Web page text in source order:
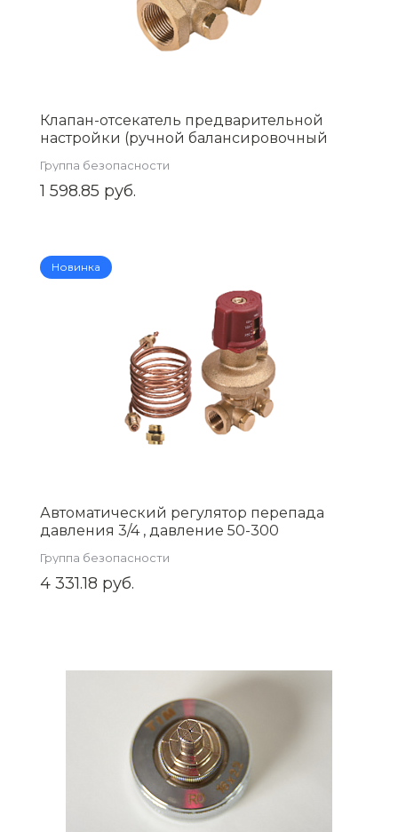
Клапан-отсекатель предварительной
настройки (ручной балансировочный
Группа безопасности
1 598.85 руб.
Новинка
Автоматический регулятор перепада
давления 3/4 , давление 50-300
Группа безопасности
4 331.18 руб.